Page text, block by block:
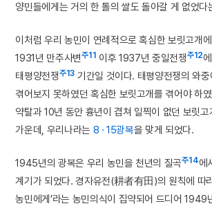
양민들에게는 거의 한 톨의 쌀도 돌아갈 게 없었다
이처럼 우리 농민이 연례적으로 혹심한 보릿고개
1931년 만주사변주11 이후 1937년 중일전쟁주12
태평양전쟁주13 기간일 것이다. 태평양전쟁의 와
겪어보지 못하였던 혹심한 보릿고개를 겪어야 하
약탈과 10년 동안 흉년이 겹쳐 일찍이 없던 보릿
가운데, 우리나라는 8 · 15광복을 맞게 되었다.
1945년의 광복은 우리 농민을 천년의 질곡주14에
계기가 되었다. 경자유전(耕者有田)의 원칙에 따
농민에게’라는 농민의식이 집약되어 드디어 1949